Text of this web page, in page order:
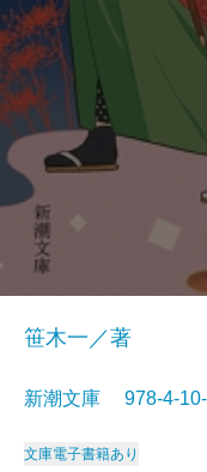
笹木一／著
新潮文庫 978-4-
文庫電子書籍あり